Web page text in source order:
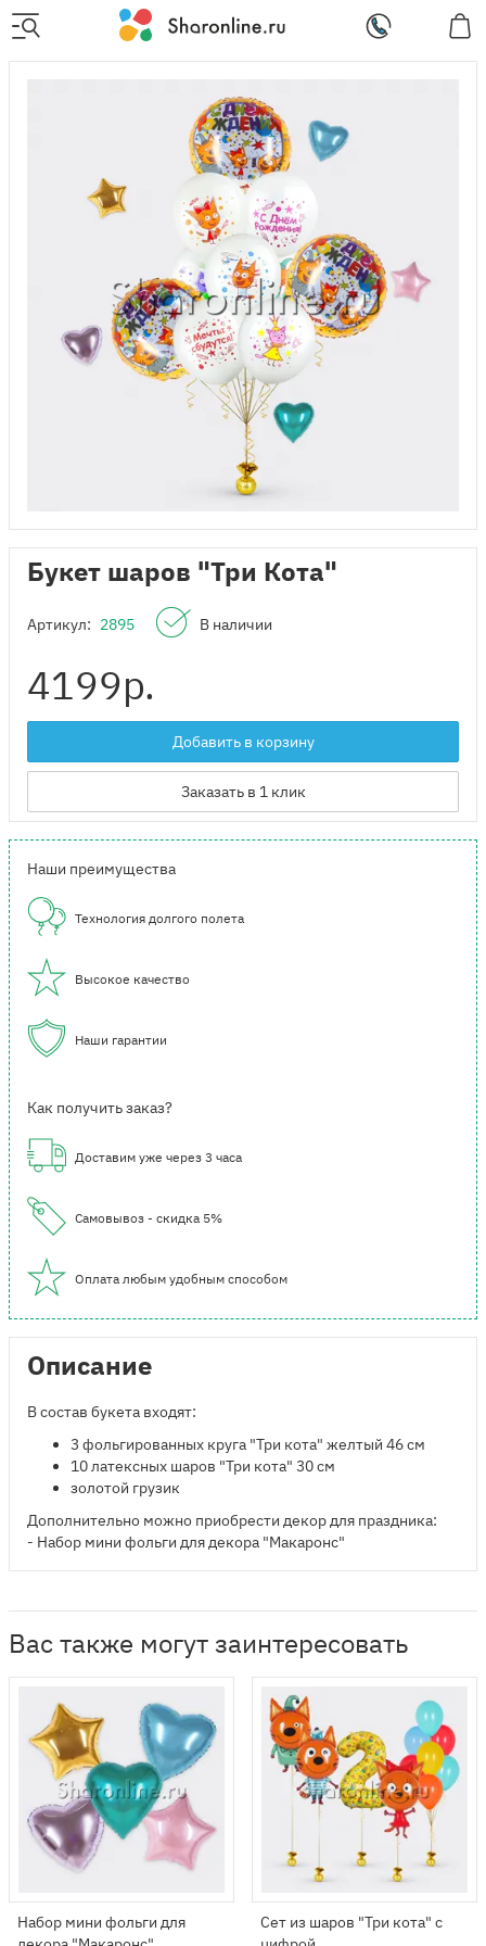
Букет шаров "Три Кота"
Артикул: 2895 В наличии
4199р.
Добавить в корзину
Заказать в 1 клик
Наши преимущества
Технология долгого полета
Высокое качество
Наши гарантии
Как получить заказ?
Доставим уже через 3 часа
Самовывоз - скидка 5%
Оплата любым удобным способом
Описание
В состав букета входят:
3 фольгированных круга "Три кота" желтый 46 см
10 латексных шаров "Три кота" 30 см
золотой грузик
Дополнительно можно приобрести декор для праздника:
- Набор мини фольги для декора "Макаронс"
Вас также могут заинтересовать
Набор мини фольги для
Сет из шаров "Три кота" с